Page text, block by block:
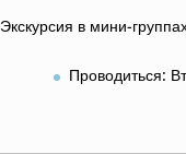
Экскурсия в мини-
Проводиться: